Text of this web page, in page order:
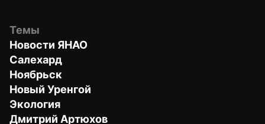
Темы
Новости ЯНАО
Салехард
Ноябрьск
Новый Уренгой
Экология
Дмитрий Артюхов